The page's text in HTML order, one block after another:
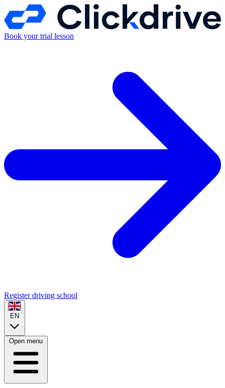
Book your trial lesson
Register driving school
EN
Open menu